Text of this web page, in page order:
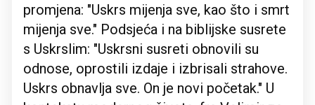
promjena: "Uskrs mijenja sve, kao što i smrt
mijenja sve." Podsjeća i na biblijske susrete
s Uskrslim: "Uskrsni susreti obnovili su
odnose, oprostili izdaje i izbrisali strahove.
Uskrs obnavlja sve. On je novi početak." U